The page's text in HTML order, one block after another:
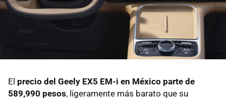
El precio del Geely EX5 EM-i en México parte de
589,990 pesos, ligeramente más barato que su